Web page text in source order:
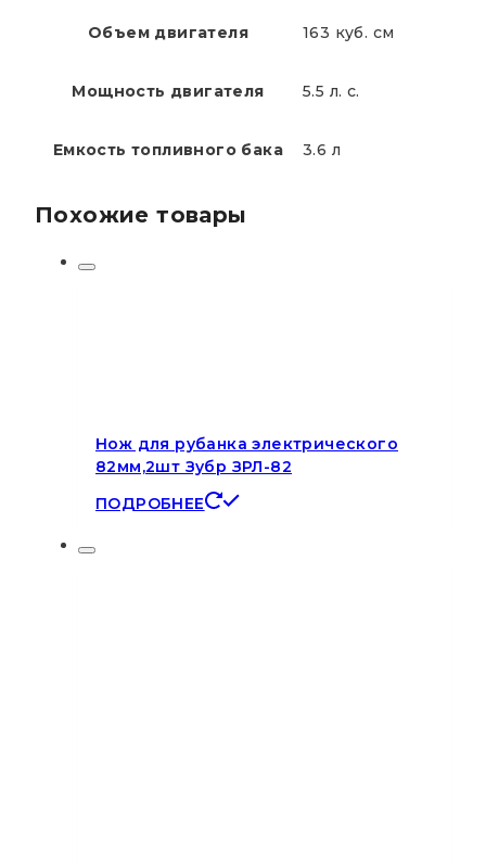
Объем двигателя 163 куб. см
Мощность двигателя 5.5 л. с.
Емкость топливного бака 3.6 л
Похожие товары
Нож для рубанка электрического
82мм,2шт Зубр ЗРЛ-82
ПОДРОБНЕЕ